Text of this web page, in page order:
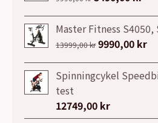
ursprungliga
priset
var:
är:
Master Fitness
13999,00kr Det
ursprungliga
priset
13999,00 kr.
9990,00 kr
Spinningcykel
test
12749,00 kr